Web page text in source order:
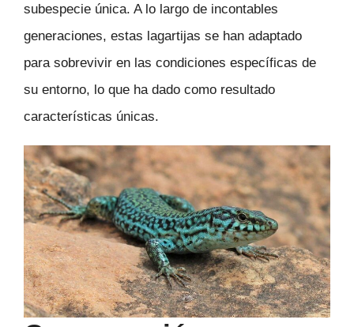
subespecie única. A lo largo de incontables
generaciones, estas lagartijas se han adaptado
para sobrevivir en las condiciones específicas de
su entorno, lo que ha dado como resultado
características únicas.